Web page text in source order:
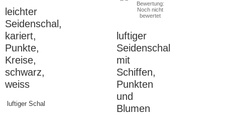
leichter
Seidenschal,
kariert,
Punkte,
Kreise,
schwarz,
weiss
luftiger Schal
Bewertung:
Noch nicht
bewertet
luftiger
Seidenschal
mit
Schiffen,
Punkten
und
Blumen